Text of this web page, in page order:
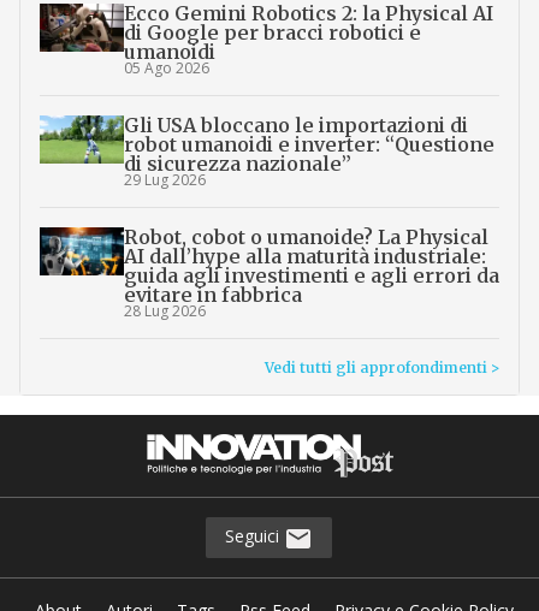
Ecco Gemini Robotics 2: la Physical AI
di Google per bracci robotici e
umanoidi
05 Ago 2026
Gli USA bloccano le importazioni di
robot umanoidi e inverter: “Questione
di sicurezza nazionale”
29 Lug 2026
Robot, cobot o umanoide? La Physical
AI dall’hype alla maturità industriale:
guida agli investimenti e agli errori da
evitare in fabbrica
28 Lug 2026
Vedi tutti gli approfondimenti >
Seguici